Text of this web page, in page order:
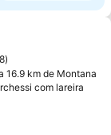
favoritos
16.9 km de Montana
com lareira